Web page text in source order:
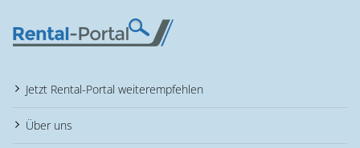
Jetzt Rental-Portal weiterempfehlen
Über uns